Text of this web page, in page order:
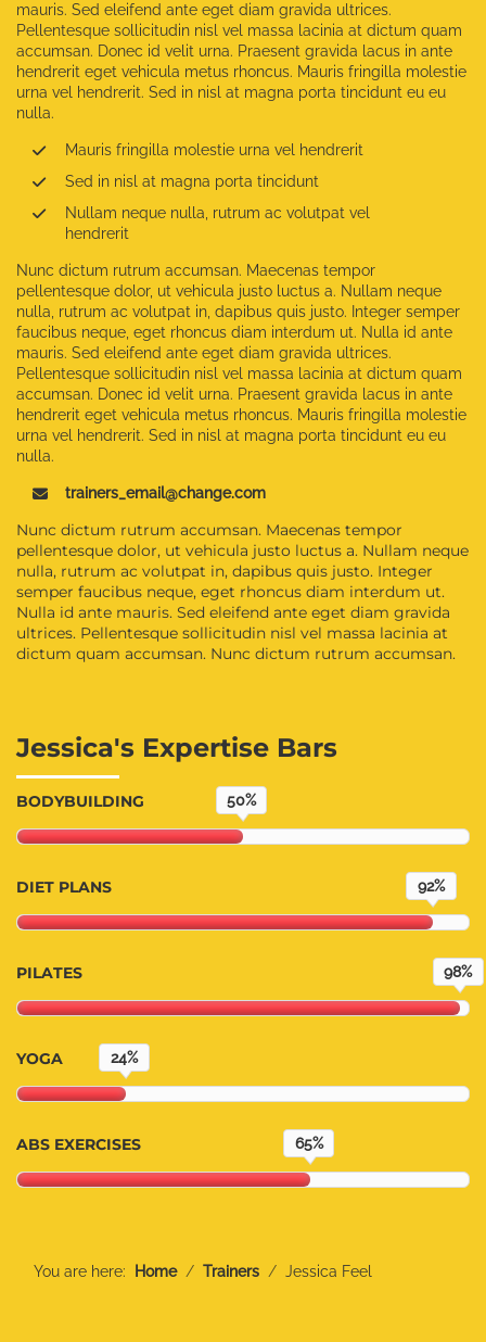
mauris. Sed eleifend ante eget diam gravida ultrices.
Pellentesque sollicitudin nisl vel massa lacinia at dictum quam
accumsan. Donec id velit urna. Praesent gravida lacus in ante
hendrerit eget vehicula metus rhoncus. Mauris fringilla molestie
urna vel hendrerit. Sed in nisl at magna porta tincidunt eu eu
nulla.
Mauris fringilla molestie urna vel hendrerit
Sed in nisl at magna porta tincidunt
Nullam neque nulla, rutrum ac volutpat vel
hendrerit
Nunc dictum rutrum accumsan. Maecenas tempor
pellentesque dolor, ut vehicula justo luctus a. Nullam neque
nulla, rutrum ac volutpat in, dapibus quis justo. Integer semper
faucibus neque, eget rhoncus diam interdum ut. Nulla id ante
mauris. Sed eleifend ante eget diam gravida ultrices.
Pellentesque sollicitudin nisl vel massa lacinia at dictum quam
accumsan. Donec id velit urna. Praesent gravida lacus in ante
hendrerit eget vehicula metus rhoncus. Mauris fringilla molestie
urna vel hendrerit. Sed in nisl at magna porta tincidunt eu eu
nulla.
trainers_email@change.com
Nunc dictum rutrum accumsan. Maecenas tempor
pellentesque dolor, ut vehicula justo luctus a. Nullam neque
nulla, rutrum ac volutpat in, dapibus quis justo. Integer
semper faucibus neque, eget rhoncus diam interdum ut.
Nulla id ante mauris. Sed eleifend ante eget diam gravida
ultrices. Pellentesque sollicitudin nisl vel massa lacinia at
dictum quam accumsan. Nunc dictum rutrum accumsan.
Jessica's Expertise Bars
BODYBUILDING 50%
DIET PLANS 92%
PILATES 98%
YOGA 24%
ABS EXERCISES 65%
You are here: Home Trainers Jessica Feel